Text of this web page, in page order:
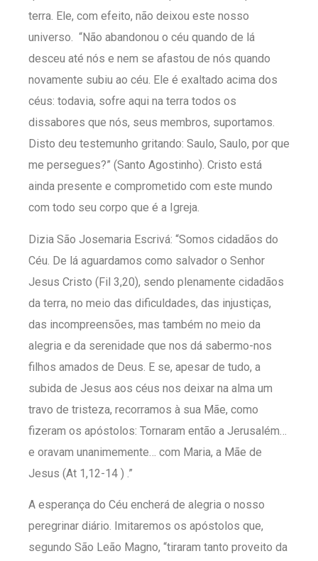
terra. Ele, com efeito, não deixou este nosso
universo. “Não abandonou o céu quando de lá
desceu até nós e nem se afastou de nós quando
novamente subiu ao céu. Ele é exaltado acima dos
céus: todavia, sofre aqui na terra todos os
dissabores que nós, seus membros, suportamos.
Disto deu testemunho gritando: Saulo, Saulo, por que
me persegues?” (Santo Agostinho). Cristo está
ainda presente e comprometido com este mundo
com todo seu corpo que é a Igreja.
Dizia São Josemaria Escrivá: “Somos cidadãos do
Céu. De lá aguardamos como salvador o Senhor
Jesus Cristo (Fil 3,20), sendo plenamente cidadãos
da terra, no meio das dificuldades, das injustiças,
das incompreensões, mas também no meio da
alegria e da serenidade que nos dá sabermo-nos
filhos amados de Deus. E se, apesar de tudo, a
subida de Jesus aos céus nos deixar na alma um
travo de tristeza, recorramos à sua Mãe, como
fizeram os apóstolos: Tornaram então a Jerusalém…
e oravam unanimemente… com Maria, a Mãe de
Jesus (At 1,12-14 ) .”
A esperança do Céu encherá de alegria o nosso
peregrinar diário. Imitaremos os apóstolos que,
segundo São Leão Magno, “tiraram tanto proveito da